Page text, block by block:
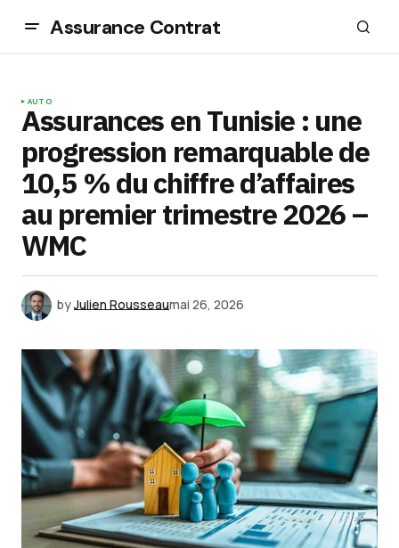
Assurance Contrat
AUTO
Assurances en Tunisie : une
progression remarquable de
10,5 % du chiffre d’affaires
au premier trimestre 2026 –
WMC
byJulien Rousseaumai 26, 2026